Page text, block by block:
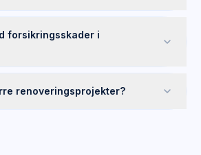
forsikringsskader i
renoveringsprojekter?